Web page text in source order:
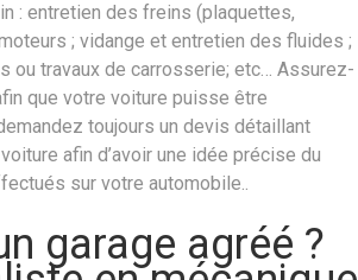
: entretien des freins (plaquettes,
; vidange et entretien des fluides ;
ou travaux de carrosserie; etc… Assurez-
que votre voiture puisse être
toujours un devis détaillant
afin d’avoir une idée précise du
sur votre automobile..
garage agréé ?